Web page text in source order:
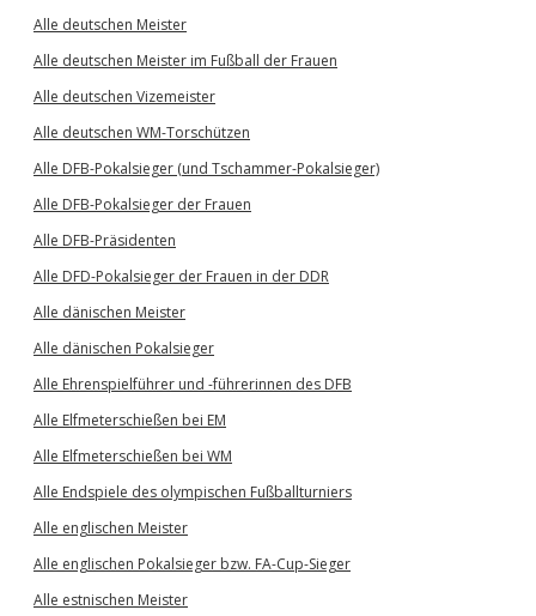
Alle deutschen Meister
Alle deutschen Meister im Fußball der Frauen
Alle deutschen Vizemeister
Alle deutschen WM-Torschützen
Alle DFB-Pokalsieger (und Tschammer-Pokalsieger)
Alle DFB-Pokalsieger der Frauen
Alle DFB-Präsidenten
Alle DFD-Pokalsieger der Frauen in der DDR
Alle dänischen Meister
Alle dänischen Pokalsieger
Alle Ehrenspielführer und -führerinnen des DFB
Alle Elfmeterschießen bei EM
Alle Elfmeterschießen bei WM
Alle Endspiele des olympischen Fußballturniers
Alle englischen Meister
Alle englischen Pokalsieger bzw. FA-Cup-Sieger
Alle estnischen Meister